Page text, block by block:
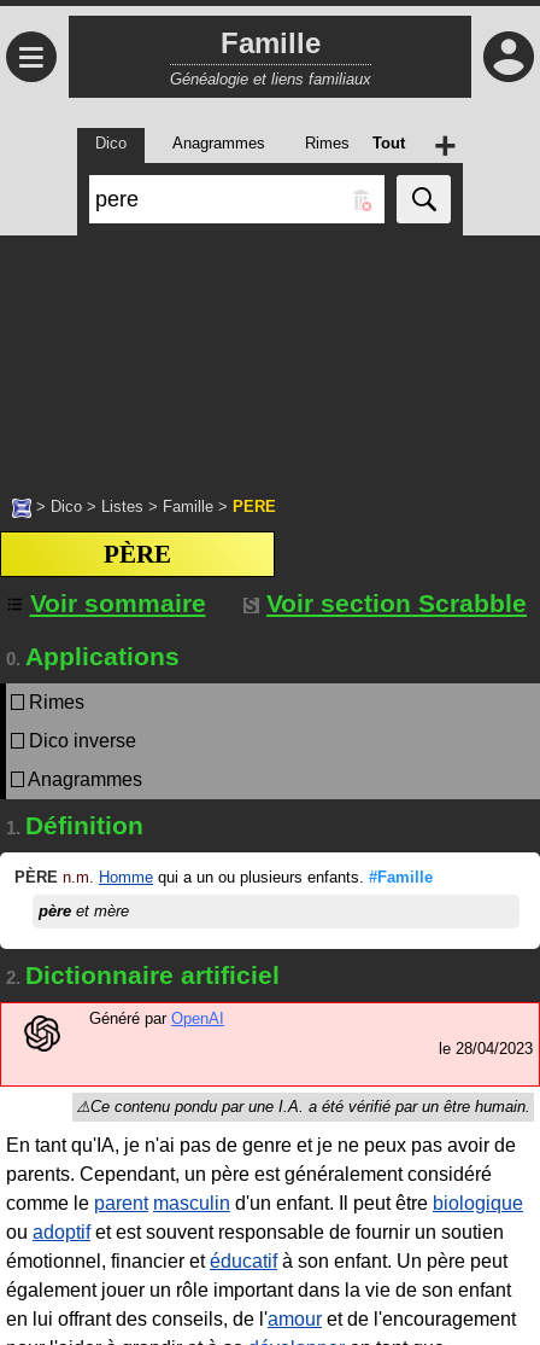
≡ Famille
Généalogie et liens familiaux
Dico Anagrammes Rimes Tout +
> Dico > Listes > Famille > PERE
PÈRE
Voir sommaire
Voir section Scrabble
0. Applications
Rimes
Dico inverse
Anagrammes
1. Définition
PÈRE n.m. Homme qui a un ou plusieurs enfants. #Famille
père et mère
2. Dictionnaire artificiel
Généré par OpenAI
le 28/04/2023
En tant qu'IA, je n'ai pas de genre et je ne peux pas avoir de
parents. Cependant, un père est généralement considéré
comme le parent masculin d'un enfant. Il peut être biologique
ou adoptifet est souvent responsable de fournir un soutien
émotionnel, financier etéducatifà son enfant. Un père peut
également jouer un rôle important dans la vie de son enfant
en lui offrant des conseils, de l'amour et de l'encouragement